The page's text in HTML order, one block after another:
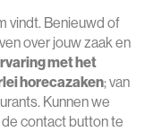
vindt. Benieuwd of
over jouw zaak en
met het
horecazaken; van
Kunnen we
contact button te